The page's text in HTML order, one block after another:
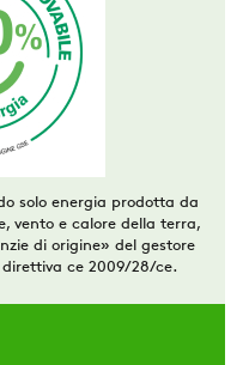
solo energia prodotta da
vento e calore della terra,
di origine» del gestore
ce 2009/28/ce.